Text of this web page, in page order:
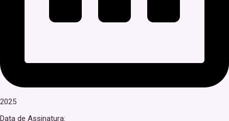
2025
Data de Assinatura: